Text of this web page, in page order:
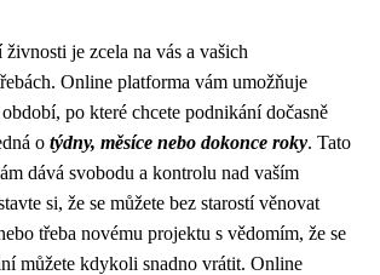
je zcela na vás a vašich
Online platforma vám umožňuje
po které chcete podnikání dočasně
o týdny, měsíce nebo dokonce roky. Tato
dává svobodu a kontrolu nad vaším
si, že se můžete bez starostí věnovat
třeba novému projektu s vědomím, že se
můžete kdykoli snadno vrátit. Online